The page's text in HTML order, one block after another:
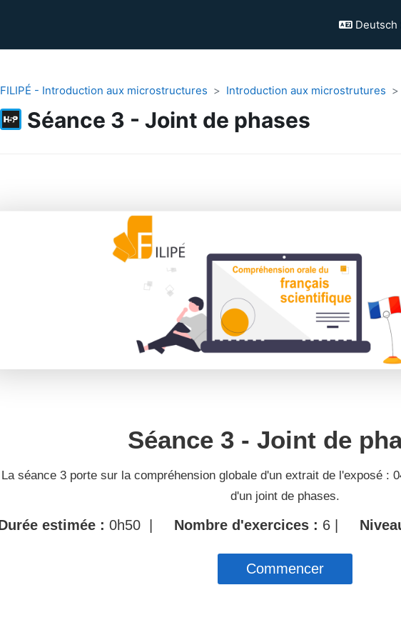
Deutsch
FILIPÉ - Introduction aux microstructures Introduction aux microstrutures
Séance 3 - Joint de phases